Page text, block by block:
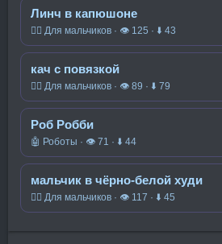
Линч в капюшоне
🧍‍♂️ Для мальчиков · 👁 125 · ⬇ 43
кач с повязкой
🧍‍♂️ Для мальчиков · 👁 89 · ⬇ 79
Роб Робби
🤖 Роботы · 👁 71 · ⬇ 44
мальчик в чёрно-белой худи
🧍‍♂️ Для мальчиков · 👁 117 · ⬇ 45